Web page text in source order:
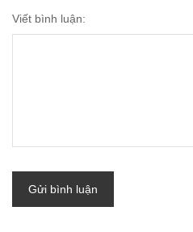
Viết bình luận:
Gửi bình luận